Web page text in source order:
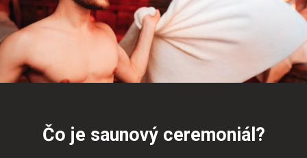
Čo je saunový ceremoniál?